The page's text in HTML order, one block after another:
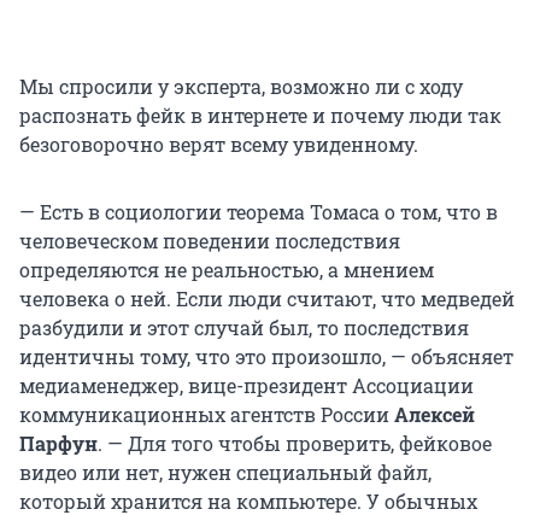
Мы спросили у эксперта, возможно ли с ходу
распознать фейк в интернете и почему люди так
безоговорочно верят всему увиденному.
— Есть в социологии теорема Томаса о том, что в
человеческом поведении последствия
определяются не реальностью, а мнением
человека о ней. Если люди считают, что медведей
разбудили и этот случай был, то последствия
идентичны тому, что это произошло, — объясняет
медиаменеджер, вице-президент Ассоциации
коммуникационных агентств РоссииАлексей
Парфун. — Для того чтобы проверить, фейковое
видео или нет, нужен специальный файл,
который хранится на компьютере. У обычных